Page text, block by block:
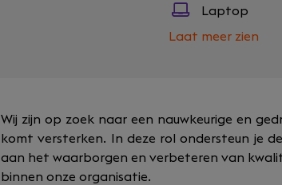
Laptop
Laat meer zien
Wij zijn op zoek naar een nauwkeurige en
komt versterken. In deze rol ondersteun je
aan het waarborgen en verbeteren van
binnen onze organisatie.